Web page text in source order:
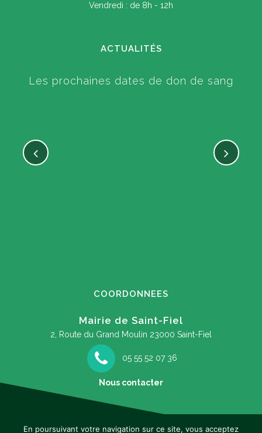
Vendredi : de 8h - 12h
ACTUALITÉS
Les prochaines dates de don de sang
COORDONNEES
Mairie de Saint-Fiel
2, Route du Grand Moulin 23000 Saint-Fiel
05 55 52 07 36
Nous contacter
En poursuivant votre navigation sur ce site, vous acceptez